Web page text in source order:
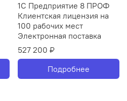
1С Предприятие 8 ПРОФ
Клиентская лицензия на
100 рабочих мест
Электронная поставка
527 200 ₽
Подробнее